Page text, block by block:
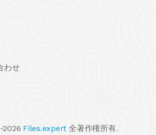
わせ
Files.expert 全著作権所有.